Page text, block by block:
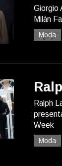
Giorgio
Milán
Moda
Ralph
Week
Moda